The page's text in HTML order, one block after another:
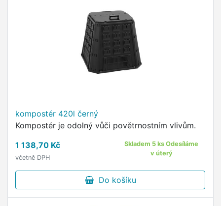
kompostér 420l černý
Kompostér je odolný vůči povětrnostním vlivům.
1 138,70 Kč
včetně DPH
Skladem 5 ks Odesíláme
v úterý
Do košíku